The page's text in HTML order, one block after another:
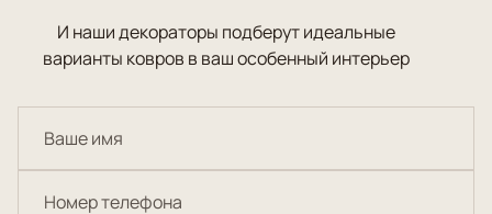
И наши декораторы подберут идеальные
варианты ковров в ваш особенный интерьер